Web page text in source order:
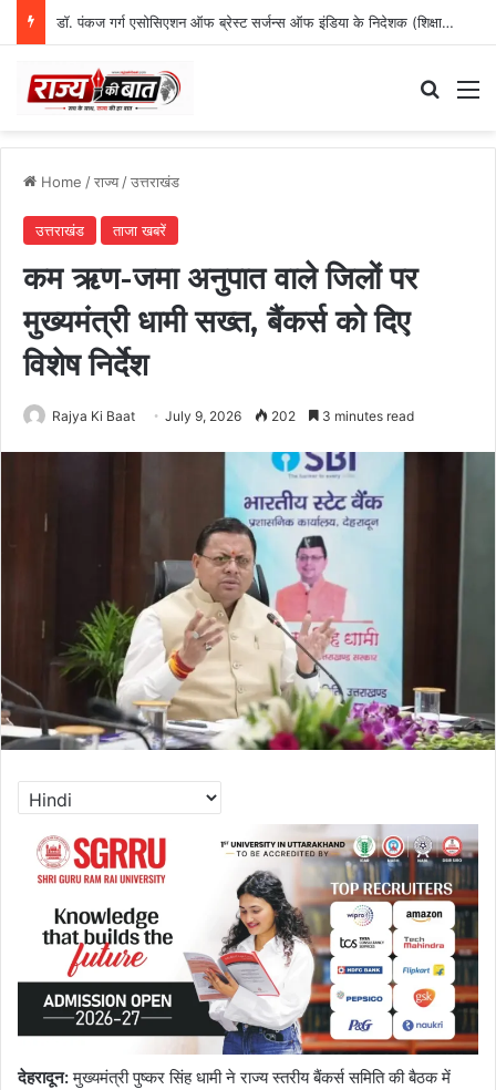
डॉ. पंकज गर्ग एसोसिएशन ऑफ ब्रेस्ट सर्जन्स ऑफ इंडिया के निदेशक (शिक्षा), उत्तर क्षेत्र निर्वाचित
Home /राज्य/उत्तराखंड
उत्तराखंड ताजा खबरें
कम ऋण-जमा अनुपात वाले जिलों पर
मुख्यमंत्री धामी सख्त, बैंकर्स को दिए
विशेष निर्देश
Rajya Ki Baat July 9, 2026 202 3 minutes read
देहरादून:मुख्यमंत्री पुष्कर सिंह धामी ने राज्य स्तरीय बैंकर्स समिति की बैठक में